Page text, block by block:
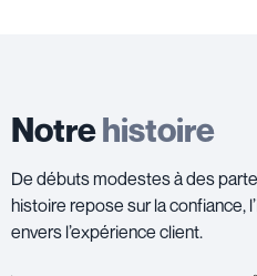
Notrehistoire
De débuts modestes à des
histoire repose sur la confiance,
envers l’expérience client.